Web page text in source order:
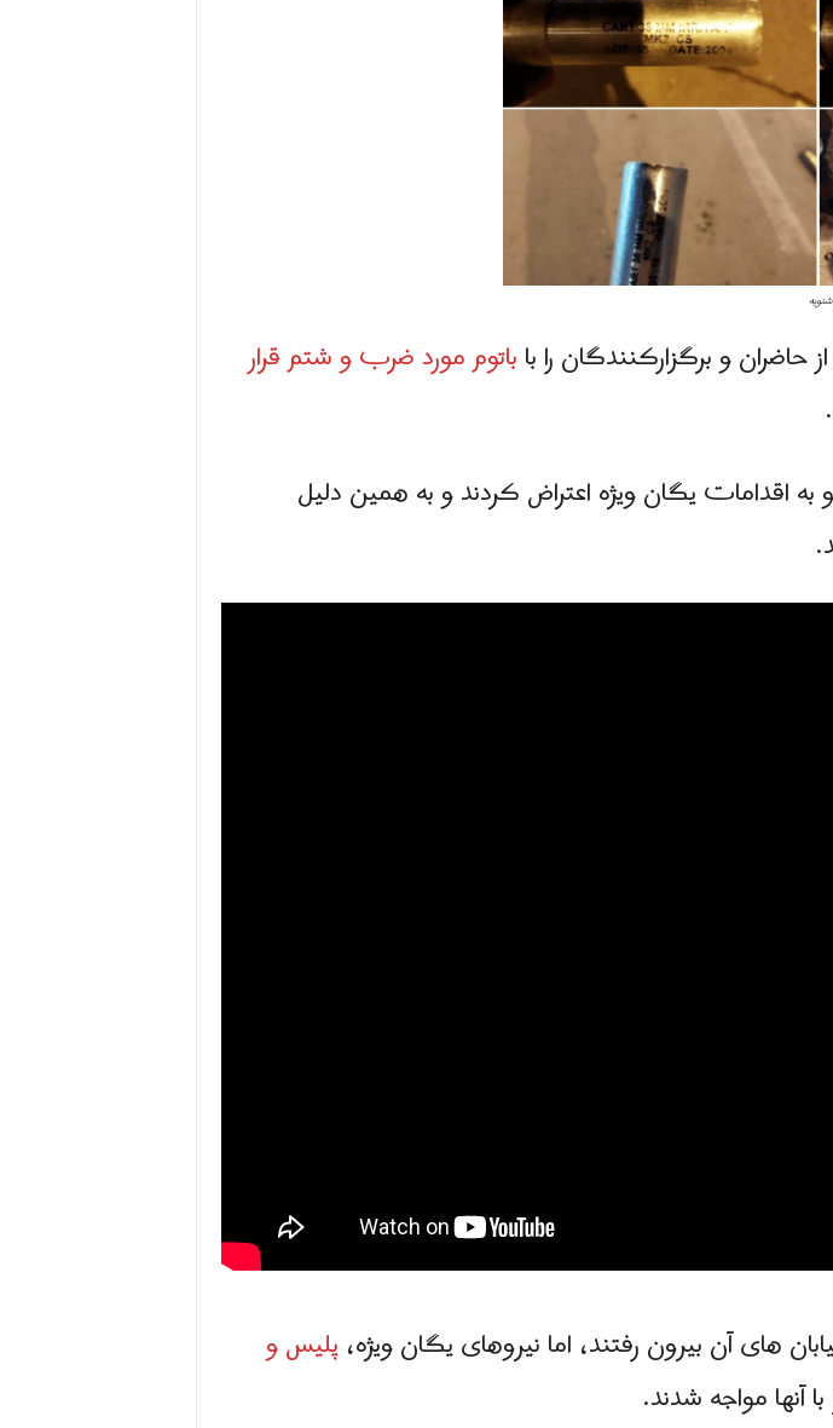
و برگزارکنندگان را باباتوم مورد ضرب و شتم قرار
اقدامات یگان ویژه اعتراض کردند و به همین دلیل
های آن بیرون رفتند، اما نیروهای یگان ویژه،پلیس و
آنها مواجه شدند.